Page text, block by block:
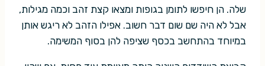
שלה. הן חיפשו לתומן בגופות ומצאו קצת זהב וכמה מגילות,
אבל לא היה שם שום דבר חשוב. אפילו הזהב לא ריגש אותן
במיוחד בהתחשב בכסף שציפה להן בסוף המשימה.